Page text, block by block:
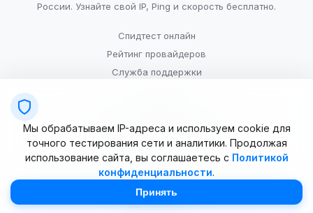
России. Узнайте свой IP, Ping и скорость бесплатно.
Спидтест онлайн
Рейтинг провайдеров
Служба поддержки
Условия использования
© 2025–2026 OpenSpeedTest (ИП Долматова В.В.). Все права
Мы обрабатываем IP-адреса и используем cookie для
точного тестирования сети и аналитики. Продолжая
использование сайта, вы соглашаетесь с Политикой
конфиденциальности.
Принять